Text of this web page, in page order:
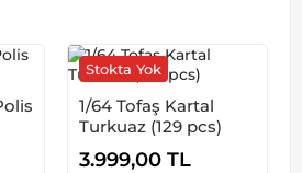
1/64 Tofaş Kartal
Turkuaz (129 pcs)
3.999,00 TL
Stokta Yok